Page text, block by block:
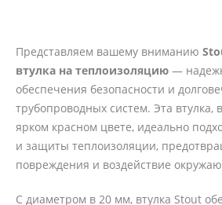
Представляем вашему вниманию
втулка на теплоизоляцию —
обеспечения безопасности и
трубопроводных систем. Эта втулка,
ярком красном цвете, идеально
и защиты теплоизоляции,
повреждения и воздействие
С диаметром в 20 мм, втулка Stout